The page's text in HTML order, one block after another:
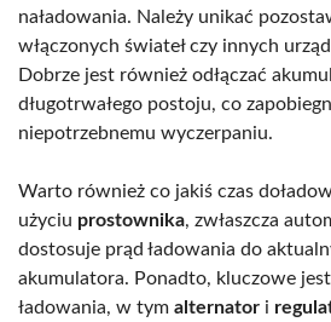
naładowania. Należy unikać
włączonych świateł czy innych
Dobrze jest również odłączać
długotrwałego postoju, co
niepotrzebnemu wyczerpaniu.
Warto również co jakiś czas
użyciu prostownika, zwłaszcza
dostosuje prąd ładowania do
akumulatora. Ponadto, kluczowe
ładowania, w tym alternator i